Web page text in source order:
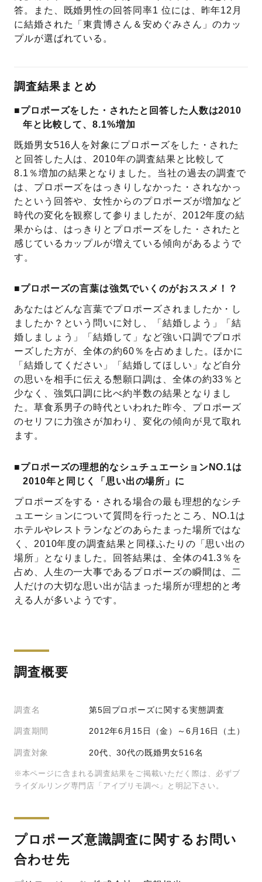
答。また、既婚男性の回答同率1 位には、昨年12月
に結婚された「東貴博さん＆安めぐみさん」のカッ
プルが選ばれている。
調査結果まとめ
■プロポーズをした・されたと回答した人数は2010
年と比較して、8.1%増加
既婚男女516人を対象にプロポーズをした・された
と回答した人は、2010年の調査結果と比較して
8.1％増加の結果となりました。当社の過去の調査で
は、プロポーズをはっきりしなかった・されなかっ
たという回答や、女性からのプロポーズが増加など
時代の変化を観察して参りましたが、2012年度の結
果からは、はっきりとプロポーズをした・されたと
感じているカップルが増えている傾向があるようで
す。
■プロポーズの言葉は強気でいくのがおススメ！？
あなたはどんな言葉でプロポーズされましたか・し
ましたか？という問いに対し、「結婚しよう」「結
婚しましょう」「結婚して」など強い口調でプロポ
ーズした方が、全体の約60％を占めました。ほかに
「結婚してください」「結婚してほしい」など自分
の思いを相手に伝える懇願口調は、全体の約33％と
少なく、強気口調に比べ約半数の結果となりまし
た。草食系男子の時代といわれた昨今、プロポーズ
のセリフに力強さが加わり、変化の傾向が見て取れ
ます。
■プロポーズの理想的なシュチュエーションNO.1は
2010年と同じく「思い出の場所」に
プロポーズをする・される場合の最も理想的なシチ
ュエーションについて質問を行ったところ、NO.1は
ホテルやレストランなどのあらたまった場所ではな
く、2010年度の調査結果と同様ふたりの「思い出の
場所」となりました。回答結果は、全体の41.3％を
占め、人生の一大事であるプロポーズの瞬間は、二
人だけの大切な思い出が詰まった場所が理想的と考
える人が多いようです。
調査概要
調査名 第5回プロポーズに関する実態調査
調査期間 2012年6月15日（金）～6月16日（土）
調査対象 20代、30代の既婚男女516名
※本ページに含まれる調査結果をご掲載いただく際は、必ずブ
ライダルリング専門店「アイプリモ調べ」と明記下さい。
プロポーズ意識調査に関するお問い
合わせ先